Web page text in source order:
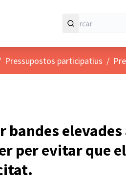
Pressupostos participatius /
bandes
per evitar que